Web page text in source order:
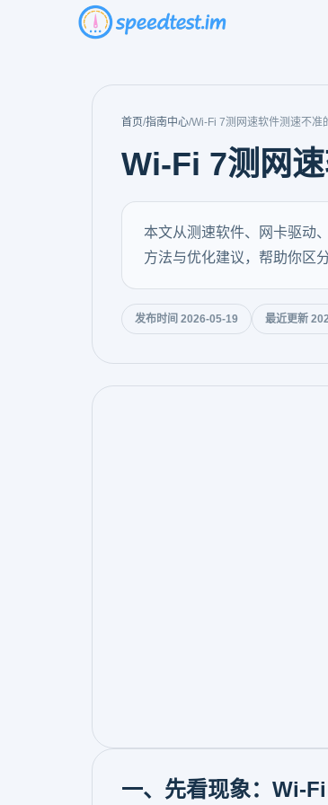
首页/指南中心/Wi-Fi 7测网速软件测速不准
Wi-Fi 7测网
本文从测速软件、网卡驱动
方法与优化建议，帮助你区
发布时间 2026-05-19 最近更新
一、先看现象：Wi-